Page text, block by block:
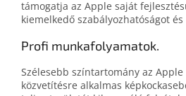
támogatja az Apple saját
kiemel­ke­dő szabályoz­ha­tó­ságot
Profi munka­folyamatok.
Szélesebb szín­tartomány az
közvetítés­re alkal­mas